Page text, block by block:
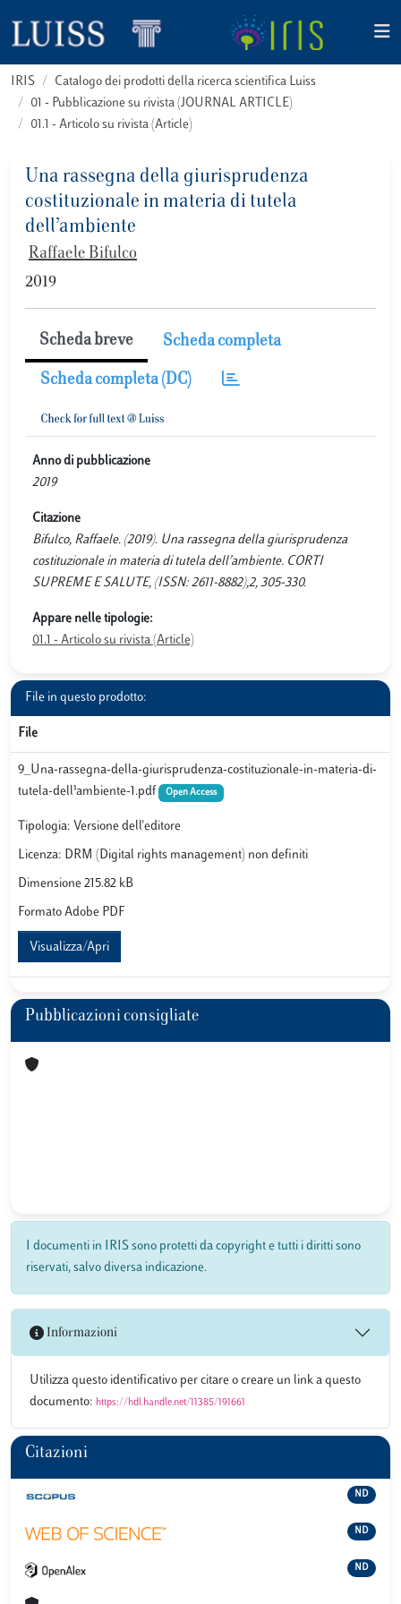
IRIS
Catalogo dei prodotti della ricerca scientifica Luiss
01 - Pubblicazione su rivista (JOURNAL ARTICLE)
01.1 - Articolo su rivista (Article)
Una rassegna della giurisprudenza
costituzionale in materia di tutela
dell’ambiente
Raffaele Bifulco
2019
Scheda breve Scheda completa
Scheda completa (DC)
Anno di pubblicazione
2019
Citazione
Bifulco, Raffaele. (2019). Una rassegna della giurisprudenza
costituzionale in materia di tutela dell’ambiente. CORTI
SUPREME E SALUTE, (ISSN: 2611-8882),2, 305-330.
Appare nelle tipologie:
01.1 - Articolo su rivista (Article)
File in questo prodotto:
File
9_Una-rassegna-della-giurisprudenza-costituzionale-in-materia-di-
tutela-dell¹ambiente-1.pdf
Open Access
Tipologia: Versione dell'editore
Licenza: DRM (Digital rights management) non definiti
Dimensione 215.82 kB
Formato Adobe PDF
Visualizza/Apri
Pubblicazioni consigliate
I documenti in IRIS sono protetti da copyright e tutti i diritti sono
riservati, salvo diversa indicazione.
Informazioni
Utilizza questo identificativo per citare o creare un link a questo
documento: https://hdl.handle.net/11385/191661
Citazioni
ND
ND
ND